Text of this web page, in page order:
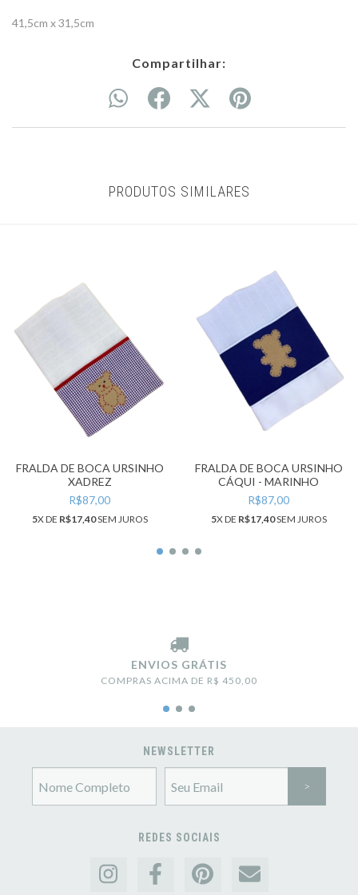
41,5cm x 31,5cm
Compartilhar:
PRODUTOS SIMILARES
FRALDA DE BOCA URSINHO
XADREZ
R$87,00
5X DE R$17,40SEM JUROS
FRALDA DE BOCA URSINHO
CÁQUI - MARINHO
R$87,00
5X DE R$17,40SEM JUROS
ENVIOS GRÁTIS
COMPRAS ACIMA DE R$ 450,00
NEWSLETTER
REDES SOCIAIS